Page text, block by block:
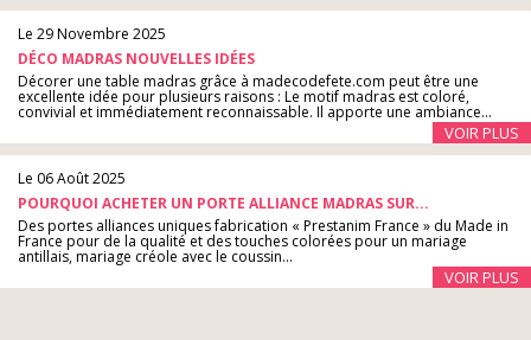
Le 29 Novembre 2025
DÉCO MADRAS NOUVELLES IDÉES
Décorer une table madras grâce à madecodefete.com peut être une
excellente idée pour plusieurs raisons : Le motif madras est coloré,
convivial et immédiatement reconnaissable. Il apporte une ambiance...
VOIR PLUS
Le 06 Août 2025
POURQUOI ACHETER UN PORTE ALLIANCE MADRAS SUR...
Des portes alliances uniques fabrication « Prestanim France » du Made in
France pour de la qualité et des touches colorées pour un mariage
antillais, mariage créole avec le coussin...
VOIR PLUS